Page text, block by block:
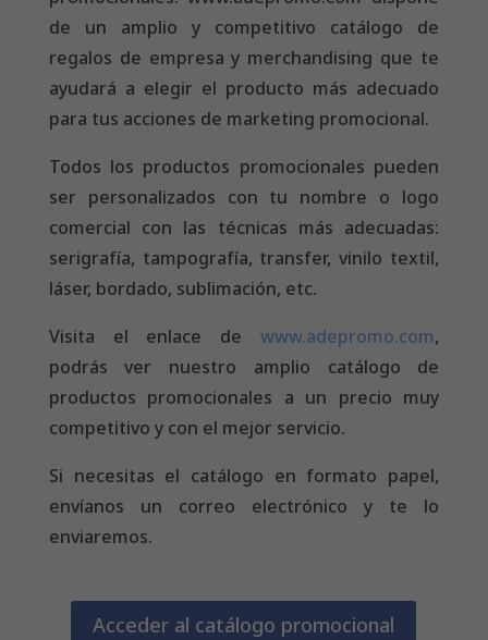
de un amplio y competitivo catálogo de
regalos de empresa y merchandising que te
ayudará a elegir el producto más adecuado
para tus acciones de marketing promocional.
Todos los productos promocionales pueden
ser personalizados con tu nombre o logo
comercial con las técnicas más adecuadas:
serigrafía, tampografía, transfer, vinilo textil,
láser, bordado, sublimación, etc.
Visita el enlace dewww.adepromo.com,
podrás ver nuestro amplio catálogo de
productos promocionales a un precio muy
competitivo y con el mejor servicio.
Si necesitas el catálogo en formato papel,
envíanos un correo electrónico y te lo
enviaremos.
Acceder al catálogo promocional